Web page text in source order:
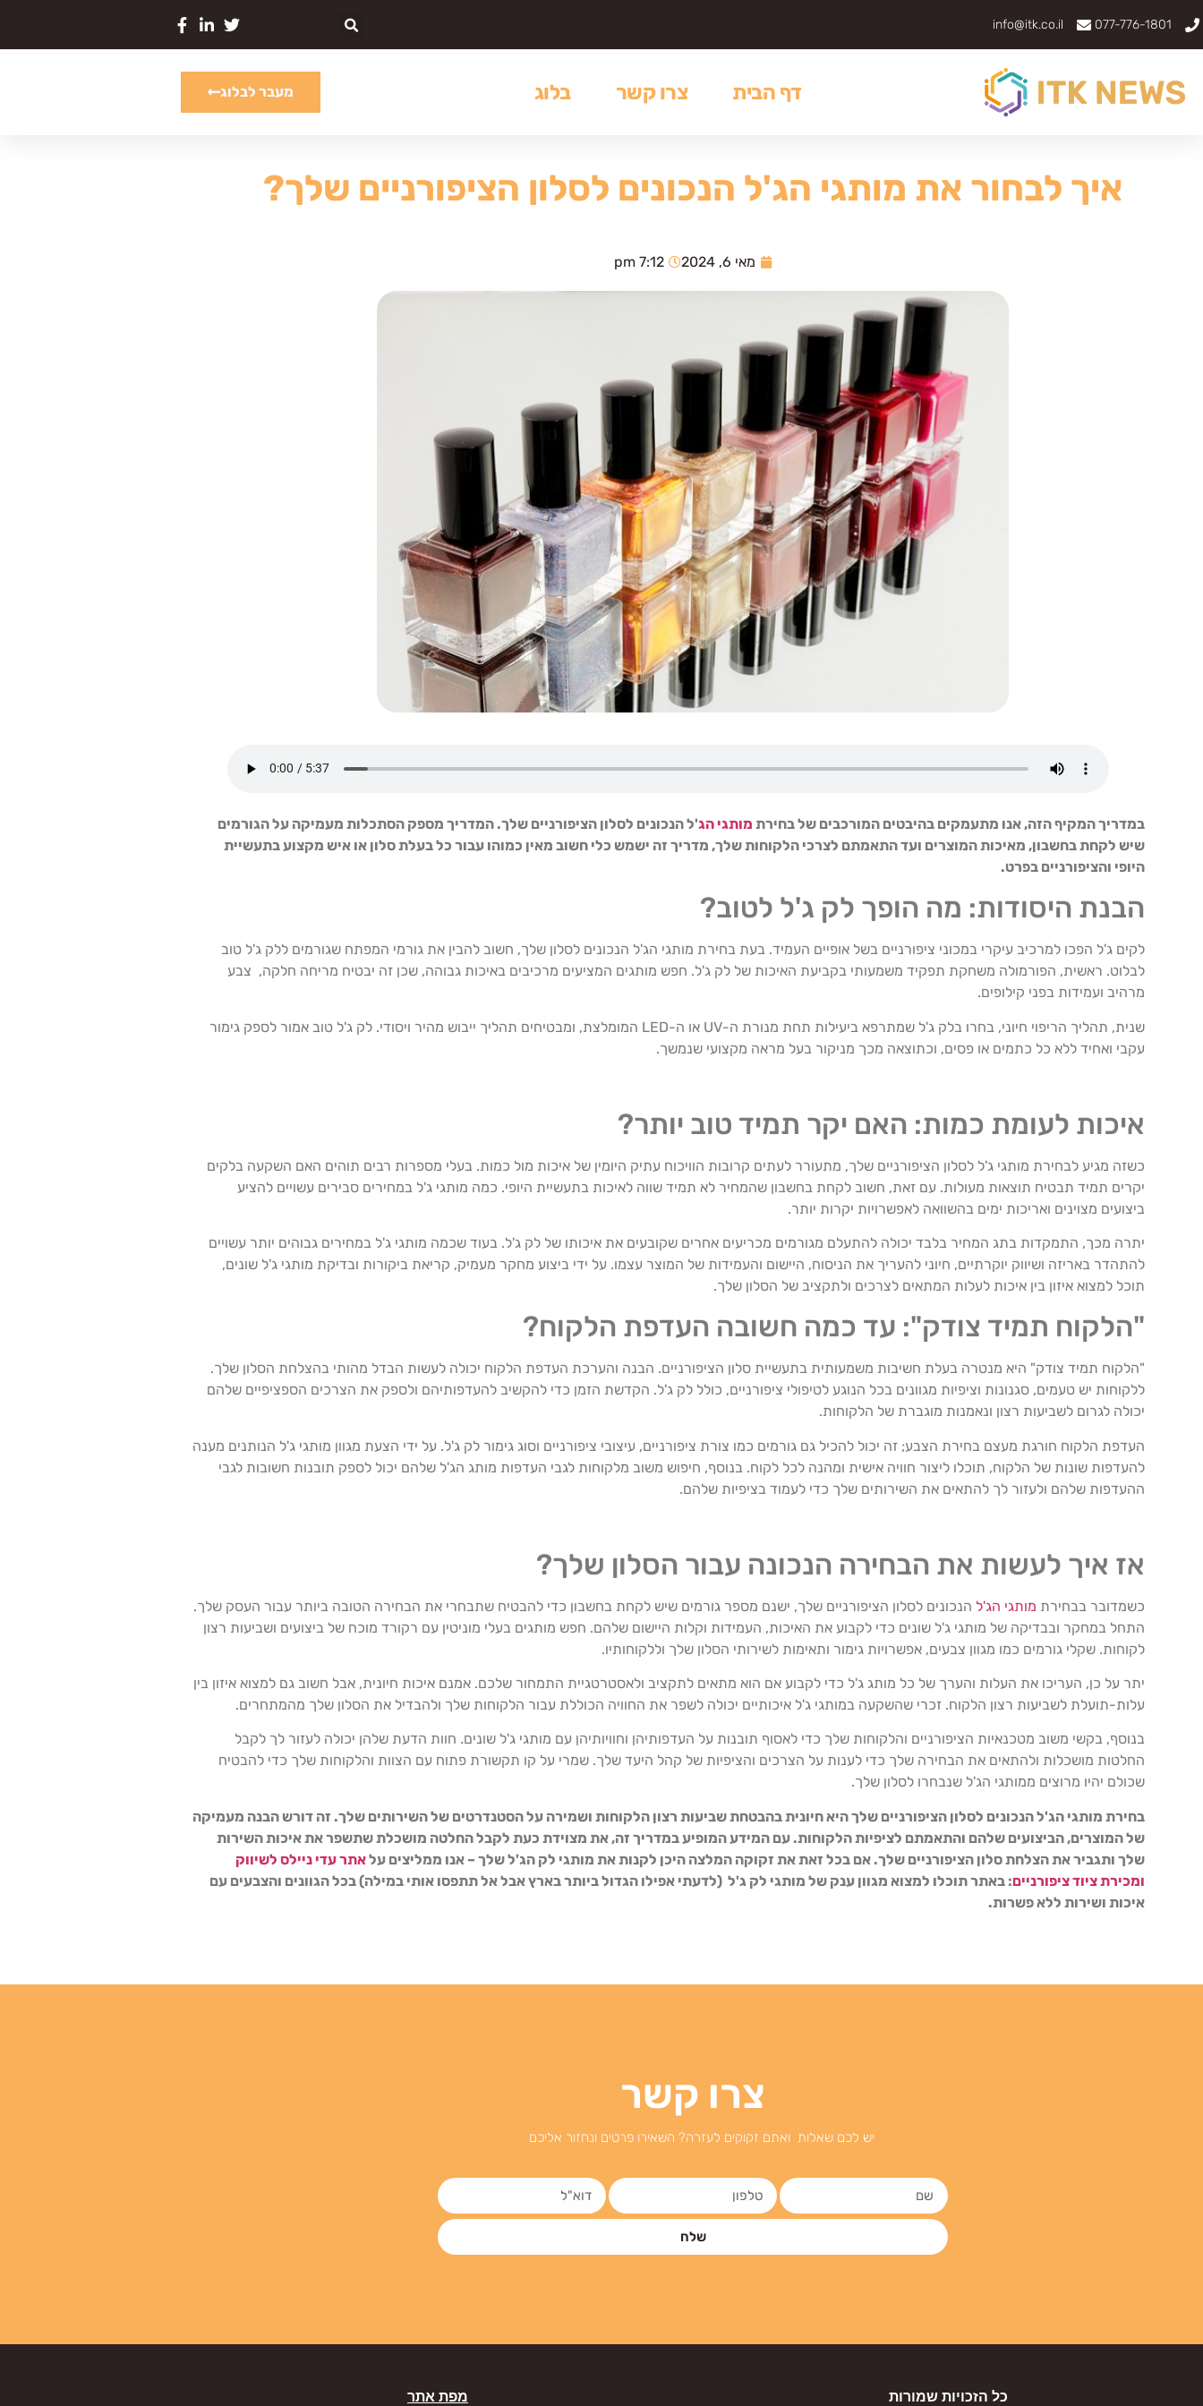
077-776-1801
info@itk.co.il
דף הבית צרו קשר בלוג מעבר לבלוג
איך לבחור את מותגי הג'ל הנכונים לסלון הציפורניים שלך?
מאי 6, 2024 7:12 pm
במדריך המקיף הזה, אנו מתעמקים בהיבטים המורכבים של בחירת מותגי הג'ל הנכונים לסלון הציפורניים שלך. המדריך מספק הסתכלות מעמיקה על הגורמים
שיש לקחת בחשבון, מאיכות המוצרים ועד התאמתם לצרכי הלקוחות שלך, מדריך זה ישמש כלי חשוב מאין כמוהו עבור כל בעלת סלון או איש מקצוע בתעשיית
היופי והציפורניים בפרט.
הבנת היסודות: מה הופך לק ג'ל לטוב?
לקים ג'ל הפכו למרכיב עיקרי במכוני ציפורניים בשל אופיים העמיד. בעת בחירת מותגי הג'ל הנכונים לסלון שלך, חשוב להבין את גורמי המפתח שגורמים ללק ג'ל טוב
לבלוט. ראשית, הפורמולה משחקת תפקיד משמעותי בקביעת האיכות של לק ג'ל. חפש מותגים המציעים מרכיבים באיכות גבוהה, שכן זה יבטיח מריחה חלקה, צבע
מרהיב ועמידות בפני קילופים.
שנית, תהליך הריפוי חיוני, בחרו בלק ג'ל שמתרפא ביעילות תחת מנורת ה-UV או ה-LED המומלצת, ומבטיחים תהליך ייבוש מהיר ויסודי. לק ג'ל טוב אמור לספק גימור
עקבי ואחיד ללא כל כתמים או פסים, וכתוצאה מכך מניקור בעל מראה מקצועי שנמשך.
איכות לעומת כמות: האם יקר תמיד טוב יותר?
כשזה מגיע לבחירת מותגי ג'ל לסלון הציפורניים שלך, מתעורר לעתים קרובות הוויכוח עתיק היומין של איכות מול כמות. בעלי מספרות רבים תוהים האם השקעה בלקים
יקרים תמיד תבטיח תוצאות מעולות. עם זאת, חשוב לקחת בחשבון שהמחיר לא תמיד שווה לאיכות בתעשיית היופי. כמה מותגי ג'ל במחירים סבירים עשויים להציע
ביצועים מצוינים ואריכות ימים בהשוואה לאפשרויות יקרות יותר.
יתרה מכך, התמקדות בתג המחיר בלבד יכולה להתעלם מגורמים מכריעים אחרים שקובעים את איכותו של לק ג'ל. בעוד שכמה מותגי ג'ל במחירים גבוהים יותר עשויים
להתהדר באריזה ושיווק יוקרתיים, חיוני להעריך את הניסוח, היישום והעמידות של המוצר עצמו. על ידי ביצוע מחקר מעמיק, קריאת ביקורות ובדיקת מותגי ג'ל שונים,
תוכל למצוא איזון בין איכות לעלות המתאים לצרכים ולתקציב של הסלון שלך.
"הלקוח תמיד צודק": עד כמה חשובה העדפת הלקוח?
"הלקוח תמיד צודק" היא מנטרה בעלת חשיבות משמעותית בתעשיית סלון הציפורניים. הבנה והערכת העדפת הלקוח יכולה לעשות הבדל מהותי בהצלחת הסלון שלך.
ללקוחות יש טעמים, סגנונות וציפיות מגוונים בכל הנוגע לטיפולי ציפורניים, כולל לק ג'ל. הקדשת הזמן כדי להקשיב להעדפותיהם ולספק את הצרכים הספציפיים שלהם
יכולה לגרום לשביעות רצון ונאמנות מוגברת של הלקוחות.
העדפת הלקוח חורגת מעצם בחירת הצבע; זה יכול להכיל גם גורמים כמו צורת ציפורניים, עיצובי ציפורניים וסוג גימור לק ג'ל. על ידי הצעת מגוון מותגי ג'ל הנותנים מענה
להעדפות שונות של הלקוח, תוכלו ליצור חוויה אישית ומהנה לכל לקוח. בנוסף, חיפוש משוב מלקוחות לגבי העדפות מותג הג'ל שלהם יכול לספק תובנות חשובות לגבי
ההעדפות שלהם ולעזור לך להתאים את השירותים שלך כדי לעמוד בציפיות שלהם.
אז איך לעשות את הבחירה הנכונה עבור הסלון שלך?
כשמדובר בבחירת מותגי הג'ל הנכונים לסלון הציפורניים שלך, ישנם מספר גורמים שיש לקחת בחשבון כדי להבטיח שתבחרי את הבחירה הטובה ביותר עבור העסק שלך.
התחל במחקר ובבדיקה של מותגי ג'ל שונים כדי לקבוע את האיכות, העמידות וקלות היישום שלהם. חפש מותגים בעלי מוניטין עם רקורד מוכח של ביצועים ושביעות רצון
לקוחות. שקלי גורמים כמו מגוון צבעים, אפשרויות גימור ותאימות לשירותי הסלון שלך וללקוחותיו.
יתר על כן, העריכו את העלות והערך של כל מותג ג'ל כדי לקבוע אם הוא מתאים לתקציב ולאסטרטגיית התמחור שלכם. אמנם איכות חיונית, אבל חשוב גם למצוא איזון בין
עלות-תועלת לשביעות רצון הלקוח. זכרי שהשקעה במותגי ג'ל איכותיים יכולה לשפר את החוויה הכוללת עבור הלקוחות שלך ולהבדיל את הסלון שלך מהמתחרים.
בנוסף, בקשי משוב מטכנאיות הציפורניים והלקוחות שלך כדי לאסוף תובנות על העדפותיהן וחוויותיהן עם מותגי ג'ל שונים. חוות הדעת שלהן יכולה לעזור לך לקבל
החלטות מושכלות ולהתאים את הבחירה שלך כדי לענות על הצרכים והציפיות של קהל היעד שלך. שמרי על קו תקשורת פתוח עם הצוות והלקוחות שלך כדי להבטיח
שכולם יהיו מרוצים ממותגי הג'ל שנבחרו לסלון שלך.
בחירת מותגי הג'ל הנכונים לסלון הציפורניים שלך היא חיונית בהבטחת שביעות רצון הלקוחות ושמירה על הסטנדרטים של השירותים שלך. זה דורש הבנה מעמיקה
של המוצרים, הביצועים שלהם והתאמתם לציפיות הלקוחות. עם המידע המופיע במדריך זה, את מצוידת כעת לקבל החלטה מושכלת שתשפר את איכות השירות
שלך ותגביר את הצלחת סלון הציפורניים שלך. אם בכל זאת את זקוקה המלצה היכן לקנות את מותגי לק הג'ל שלך – אנו ממליצים עלאתר עדי ניילס לשיווק
ומכירת ציוד ציפורניים: באתר תוכלו למצוא מגוון ענק של מותגי לק ג'ל (לדעתי אפילו הגדול ביותר בארץ אבל אל תתפסו אותי במילה) בכל הגוונים והצבעים עם
איכות ושירות ללא פשרות.
צרו קשר
יש לכם שאלות ואתם זקוקים לעזרה? השאירו פרטים ונחזור אליכם
שלח
כל הזכויות שמורות מפת אתר